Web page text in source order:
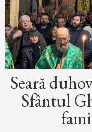
Seară
Sfântul